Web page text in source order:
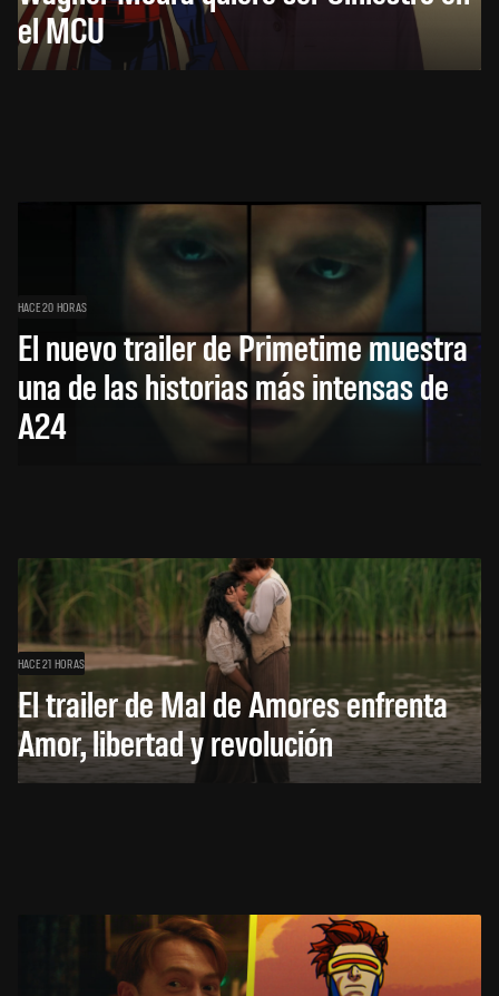
el MCU
HACE 20 HORAS
El nuevo trailer de Primetime muestra
una de las historias más intensas de
A24
HACE 21 HORAS
El trailer de Mal de Amores enfrenta
Amor, libertad y revolución